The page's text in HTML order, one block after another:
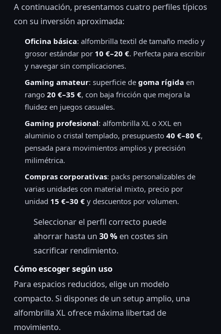
A continuación, presentamos cuatro perfiles típicos
con su inversión aproximada:
Oficina básica: alfombrilla textil de tamaño medio y
grosor estándar por 10 €–20 €. Perfecta para escribir
y navegar sin complicaciones.
Gaming amateur: superficie de goma rígida en
rango 20 €–35 €, con baja fricción que mejora la
fluidez en juegos casuales.
Gaming profesional: alfombrilla XL o XXL en
aluminio o cristal templado, presupuesto 40 €–80 €,
pensada para movimientos amplios y precisión
milimétrica.
Compras corporativas: packs personalizables de
varias unidades con material mixto, precio por
unidad 15 €–30 € y descuentos por volumen.
Seleccionar el perfil correcto puede
ahorrar hasta un 30 % en costes sin
sacrificar rendimiento.
Cómo escoger según uso
Para espacios reducidos, elige un modelo
compacto. Si dispones de un setup amplio, una
alfombrilla XL ofrece máxima libertad de
movimiento.